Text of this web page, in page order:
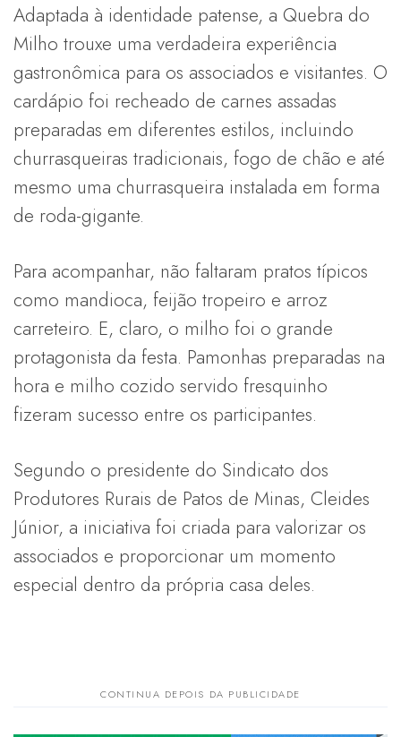
Adaptada à identidade patense, a Quebra do
Milho trouxe uma verdadeira experiência
gastronômica para os associados e visitantes. O
cardápio foi recheado de carnes assadas
preparadas em diferentes estilos, incluindo
churrasqueiras tradicionais, fogo de chão e até
mesmo uma churrasqueira instalada em forma
de roda-gigante.
Para acompanhar, não faltaram pratos típicos
como mandioca, feijão tropeiro e arroz
carreteiro. E, claro, o milho foi o grande
protagonista da festa. Pamonhas preparadas na
hora e milho cozido servido fresquinho
fizeram sucesso entre os participantes.
Segundo o presidente do Sindicato dos
Produtores Rurais de Patos de Minas, Cleides
Júnior, a iniciativa foi criada para valorizar os
associados e proporcionar um momento
especial dentro da própria casa deles.